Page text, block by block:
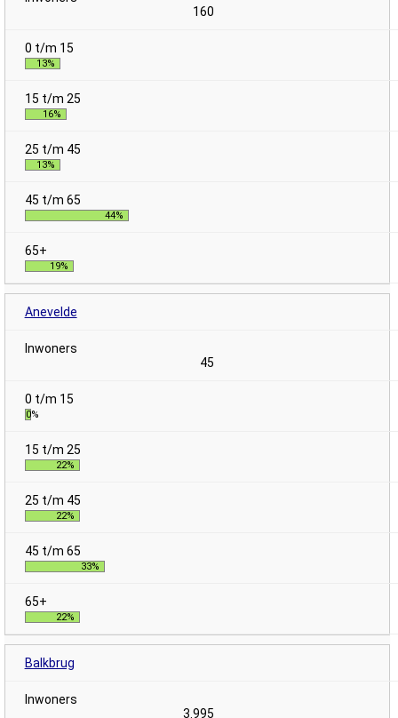
160
13%
16%
13%
44%
19%
Anevelde
45
0%
22%
22%
33%
22%
Balkbrug
3.995